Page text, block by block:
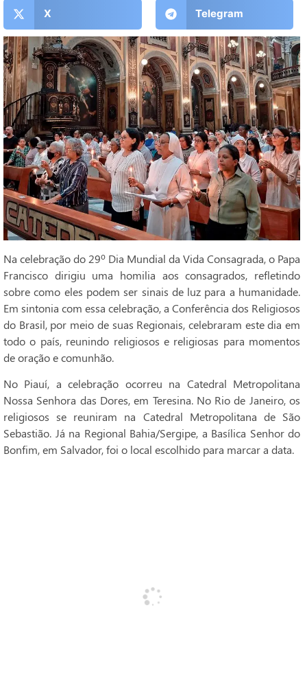
X Telegram
Na celebração do 29º Dia Mundial da Vida Consagrada, o Papa
Francisco dirigiu uma homilia aos consagrados, refletindo
sobre como eles podem ser sinais de luz para a humanidade.
Em sintonia com essa celebração, a Conferência dos Religiosos
do Brasil, por meio de suas Regionais, celebraram este dia em
todo o país, reunindo religiosos e religiosas para momentos
de oração e comunhão.
No Piauí, a celebração ocorreu na Catedral Metropolitana
Nossa Senhora das Dores, em Teresina. No Rio de Janeiro, os
religiosos se reuniram na Catedral Metropolitana de São
Sebastião. Já na Regional Bahia/Sergipe, a Basílica Senhor do
Bonfim, em Salvador, foi o local escolhido para marcar a data.